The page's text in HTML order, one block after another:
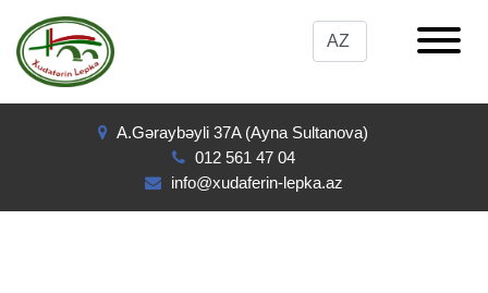
A.Gəraybəyli 37A (Ayna Sultanova)
012 561 47 04
info@xudaferin-lepka.az